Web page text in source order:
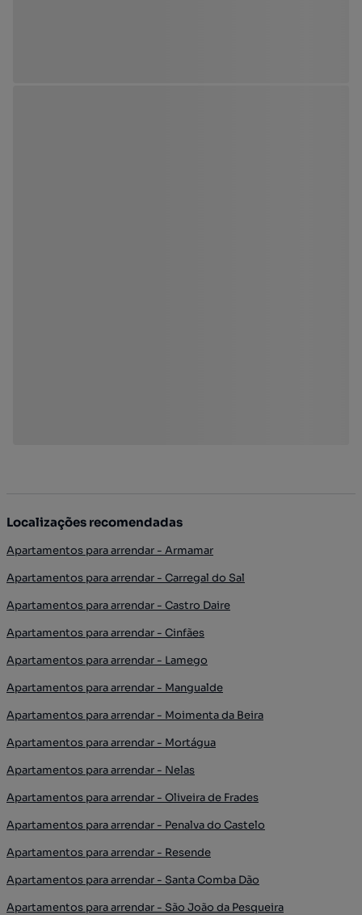
Localizações recomendadas
Apartamentos para arrendar - Armamar
Apartamentos para arrendar - Carregal do Sal
Apartamentos para arrendar - Castro Daire
Apartamentos para arrendar - Cinfães
Apartamentos para arrendar - Lamego
Apartamentos para arrendar - Mangualde
Apartamentos para arrendar - Moimenta da Beira
Apartamentos para arrendar - Mortágua
Apartamentos para arrendar - Nelas
Apartamentos para arrendar - Oliveira de Frades
Apartamentos para arrendar - Penalva do Castelo
Apartamentos para arrendar - Resende
Apartamentos para arrendar - Santa Comba Dão
Apartamentos para arrendar - São João da Pesqueira